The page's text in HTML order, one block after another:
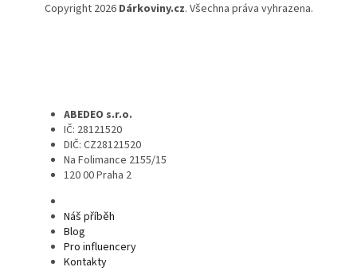
Copyright 2026 Dárkoviny.cz. Všechna práva vyhrazena.
ABEDEO s.r.o.
IČ: 28121520
DIČ: CZ28121520
Na Folimance 2155/15
120 00 Praha 2
Náš příběh
Blog
Pro influencery
Kontakty